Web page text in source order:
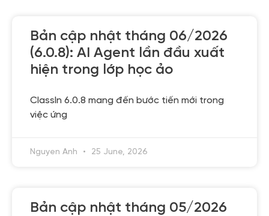
Bản cập nhật tháng 06/2026
(6.0.8): AI Agent lần đầu xuất
hiện trong lớp học ảo
ClassIn 6.0.8 mang đến bước tiến mới trong
việc ứng
Nguyen Anh 25 June, 2026
Bản cập nhật tháng 05/2026